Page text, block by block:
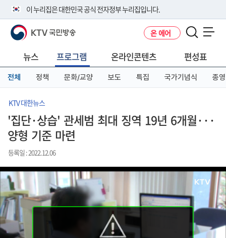
이 누리집은 대한민국 공식 전자정부 누리집입니다.
공식 누리집 주소 확인하기
니다.
이밖에 or.kr 또는 .kr등 다른 도메인 주소를 사용하고 있다면 아래 URL에
서 도메인 주소를 확인해 보세요
KTV 국민방송 온 에어
뉴스 프로그램 온라인콘텐츠 편성표
전체 정책 문화/교양 보도 특집 국가기념식 종영
KTV 대한뉴스
'집단·상습' 관세범 최대 징역 19년 6개월···
양형 기준 마련
등록일 : 2022.12.06